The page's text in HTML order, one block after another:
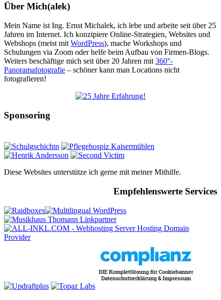
Über Mich(alek)
Mein Name ist Ing. Ernst Michalek, ich lebe und arbeite seit über 25
Jahren im Internet. Ich konzipiere Online-Strategien, Websites und
Webshops (meist mit WordPress), mache Workshops und
Schulungen via Zoom oder helfe beim Aufbau von Firmen-Blogs.
Weiters beschäftige mich seit über 20 Jahren mit 360°-
Panoramafotografie – schöner kann man Locations nicht
fotografieren!
Sponsoring
Diese Websites unterstütze ich gerne mit meiner Mithilfe.
Empfehlenswerte Services